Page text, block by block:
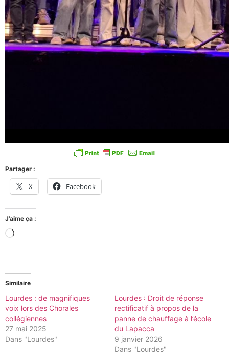
Partager :
X Facebook
J’aime ça :
Similaire
Lourdes : de magnifiques
voix lors des Chorales
collégiennes
27 mai 2025
Dans "Lourdes"
Lourdes : Droit de réponse
rectificatif à propos de la
panne de chauffage à l’école
du Lapacca
9 janvier 2026
Dans "Lourdes"